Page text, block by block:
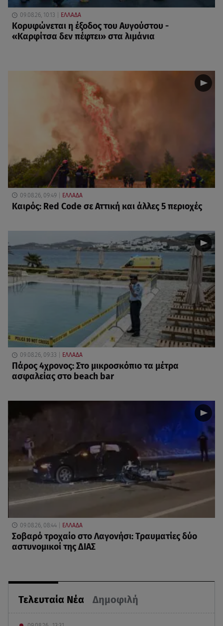
Τελευταία Νέα Δημοφιλή
09.08.26, 10:13 ΕΛΛΑΔΑ
Κορυφώνεται η έξοδος του Αυγούστου -
«Καρφίτσα δεν πέφτει» στα λιμάνια
09.08.26, 09:49 ΕΛΛΑΔΑ
Καιρός: Red Code σε Αττική και άλλες 5 περιοχές
09.08.26, 09:33 ΕΛΛΑΔΑ
Πάρος 4χρονος: Στο μικροσκόπιο τα μέτρα
ασφαλείας στο beach bar
09.08.26, 08:44 ΕΛΛΑΔΑ
Σοβαρό τροχαίο στο Λαγονήσι: Τραυματίες δύο
αστυνομικοί της ΔΙΑΣ